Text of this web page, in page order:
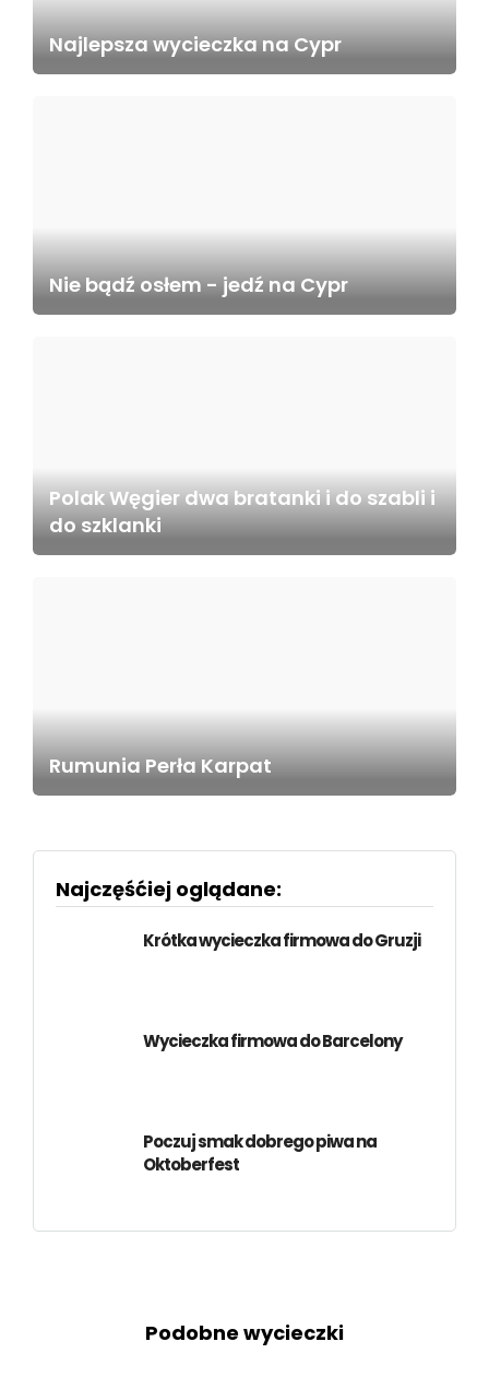
Najlepsza wycieczka na Cypr
Nie bądź osłem - jedź na Cypr
Polak Węgier dwa bratanki i do szabli i
do szklanki
Rumunia Perła Karpat
Najczęśćiej oglądane:
Krótka wycieczka firmowa do Gruzji
Wycieczka firmowa do Barcelony
Poczuj smak dobrego piwa na
Oktoberfest
Podobne wycieczki